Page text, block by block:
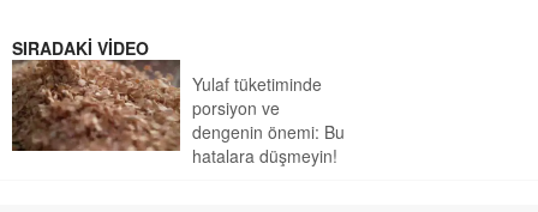
SIRADAKİ VİDEO
Yulaf tüketiminde
porsiyon ve
dengenin önemi: Bu
hatalara düşmeyin!